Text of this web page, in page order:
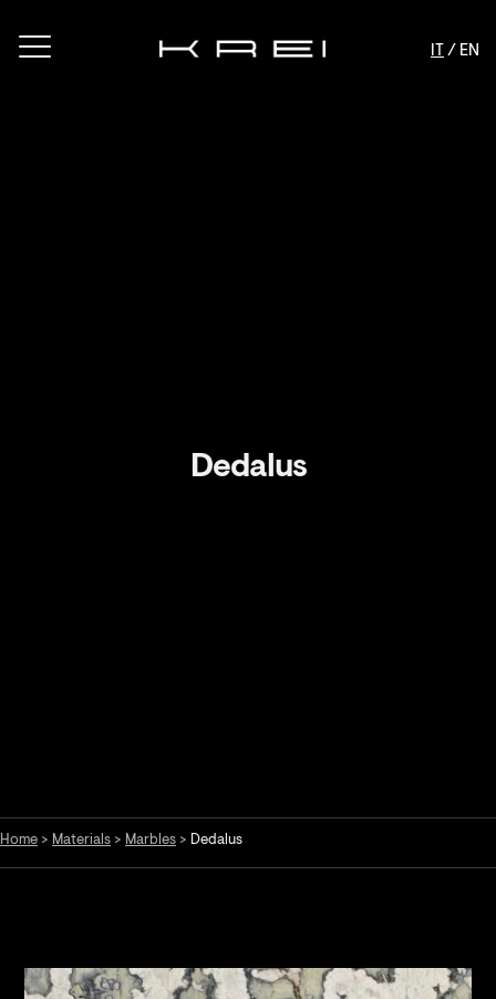
IT / EN
Dedalus
Home > Materials > Marbles > Dedalus